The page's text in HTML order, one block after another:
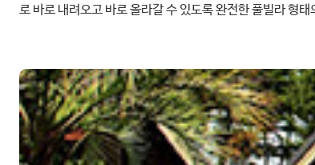
로 바로 내려오고 바로 올라갈 수 있도록 완전한 풀빌라 형
있어 깨끗하고 상큼한 제주의 아침 공기를 마시면서 산책